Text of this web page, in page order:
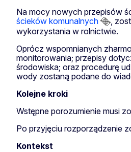
Na mocy nowych przepisów
ścieków komunalnych
,
wykorzystania w rolnictwie.
Oprócz wspomnianych
monitorowania; przepisy
środowiska; oraz procedurę
wody zostaną podane do
Kolejne kroki
Wstępne porozumienie musi
Po przyjęciu rozporządzenie
Kontekst